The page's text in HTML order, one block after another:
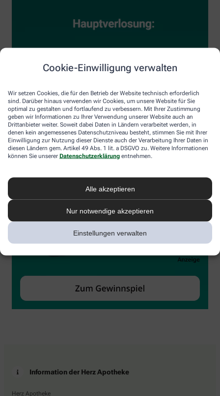
Cookie-Einwilligung verwalten
Wir setzen Cookies, die für den Betrieb der Website technisch erforderlich
sind. Darüber hinaus verwenden wir Cookies, um unsere Website für Sie
optimal zu gestalten und fortlaufend zu verbessern. Mit Ihrer Zustimmung
geben wir Informationen zu Ihrer Verwendung unserer Website auch an
Drittanbieter weiter. Soweit dabei Daten in Ländern verarbeitet werden, in
denen kein angemessenes Datenschutzniveau besteht, stimmen Sie mit Ihrer
Einwilligung zur Nutzung dieser Dienste auch der Verarbeitung Ihrer Daten in
diesen Ländern gem. Artikel 49 Abs. 1 lit. a DSGVO zu. Weitere Informationen
können Sie unserer Datenschutzerklärung entnehmen.
Alle akzeptieren
Nur notwendige akzeptieren
Einstellungen verwalten
Information der Herz Apotheke
Herz Apotheke